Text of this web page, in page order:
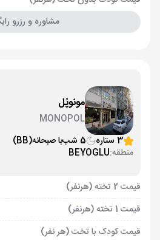
مشاوره و رزرو
مونوپُل
MONOPOL
3 ستاره
5 شب با صبحانه(BB)
منطقه:BEYOGLU
قیمت 2 تخته (هرنفر)
قیمت 1 تخته (هرنفر)
قیمت کودک با تخت (هر نفر)